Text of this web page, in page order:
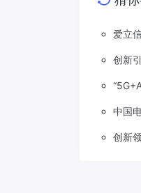
爱立
创新
中国
创新